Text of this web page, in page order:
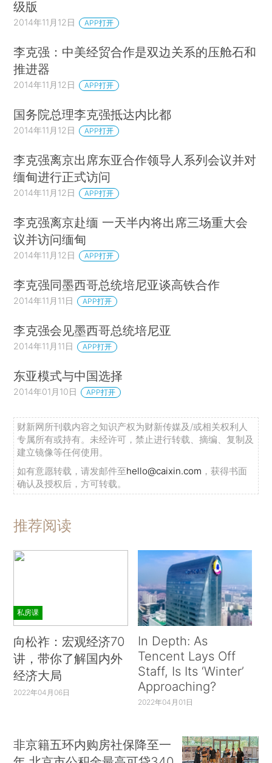
级版
2014年11月12日 APP打开
李克强：中美经贸合作是双边关系的压舱石和
推进器
2014年11月12日 APP打开
国务院总理李克强抵达内比都
2014年11月12日 APP打开
李克强离京出席东亚合作领导人系列会议并对
缅甸进行正式访问
2014年11月12日 APP打开
李克强离京赴缅 一天半内将出席三场重大会
议并访问缅甸
2014年11月12日 APP打开
李克强同墨西哥总统培尼亚谈高铁合作
2014年11月11日 APP打开
李克强会见墨西哥总统培尼亚
2014年11月11日 APP打开
东亚模式与中国选择
2014年01月10日 APP打开
财新网所刊载内容之知识产权为财新传媒及/或相关权利人
专属所有或持有。未经许可，禁止进行转载、摘编、复制及
建立镜像等任何使用。
如有意愿转载，请发邮件至hello@caixin.com ，获得书面
确认及授权后，方可转载。
推荐阅读
私房课
向松祚：宏观经济70
讲，带你了解国内外
经济大局
2022年04月06日
In Depth: As
Tencent Lays Off
Staff, Is Its ‘Winter’
Approaching?
2022年04月01日
非京籍五环内购房社保降至一